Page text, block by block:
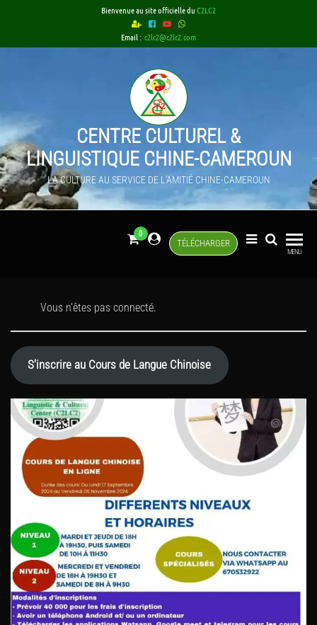
Bienvenue au site officielle duC2LC2
Email : c2lc2@c2lc2.com
CENTRE CULTUREL &
LINGUISTIQUE CHINE-CAMEROUN
LA CULTURE AU SERVICE DE L'AMITIÉ CHINE-CAMEROUN
TÉLÉCHARGER
0
MENU
Vous n’êtes pas connecté.
S'inscrire au Cours de Langue Chinoise